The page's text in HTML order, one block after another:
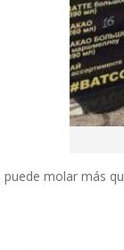
puede molar más